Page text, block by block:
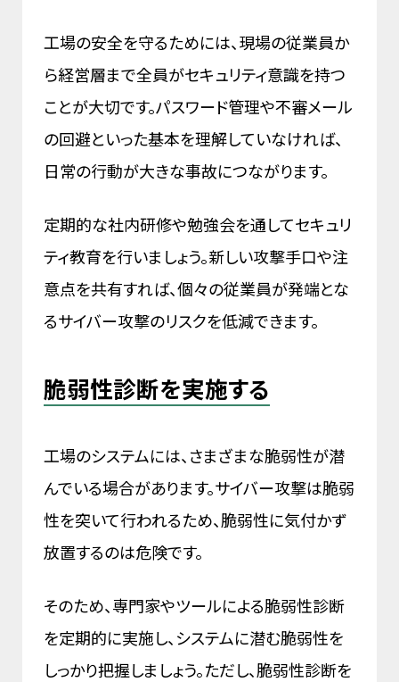
工場の安全を守るためには、現場の従業員か
ら経営層まで全員がセキュリティ意識を持つ
ことが大切です。パスワード管理や不審メール
の回避といった基本を理解していなければ、
日常の行動が大きな事故につながります。
定期的な社内研修や勉強会を通してセキュリ
ティ教育を行いましょう。新しい攻撃手口や注
意点を共有すれば、個々の従業員が発端とな
るサイバー攻撃のリスクを低減できます。
脆弱性診断を実施する
工場のシステムには、さまざまな脆弱性が潜
んでいる場合があります。サイバー攻撃は脆弱
性を突いて行われるため、脆弱性に気付かず
放置するのは危険です。
そのため、専門家やツールによる脆弱性診断
を定期的に実施し、システムに潜む脆弱性を
しっかり把握しましょう。ただし、脆弱性診断を